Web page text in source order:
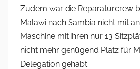
Zudem war die Reparaturcrew
Malawi nach Sambia nicht mit
Maschine mit ihren nur 13
nicht mehr genügend Platz für
Delegation gehabt.